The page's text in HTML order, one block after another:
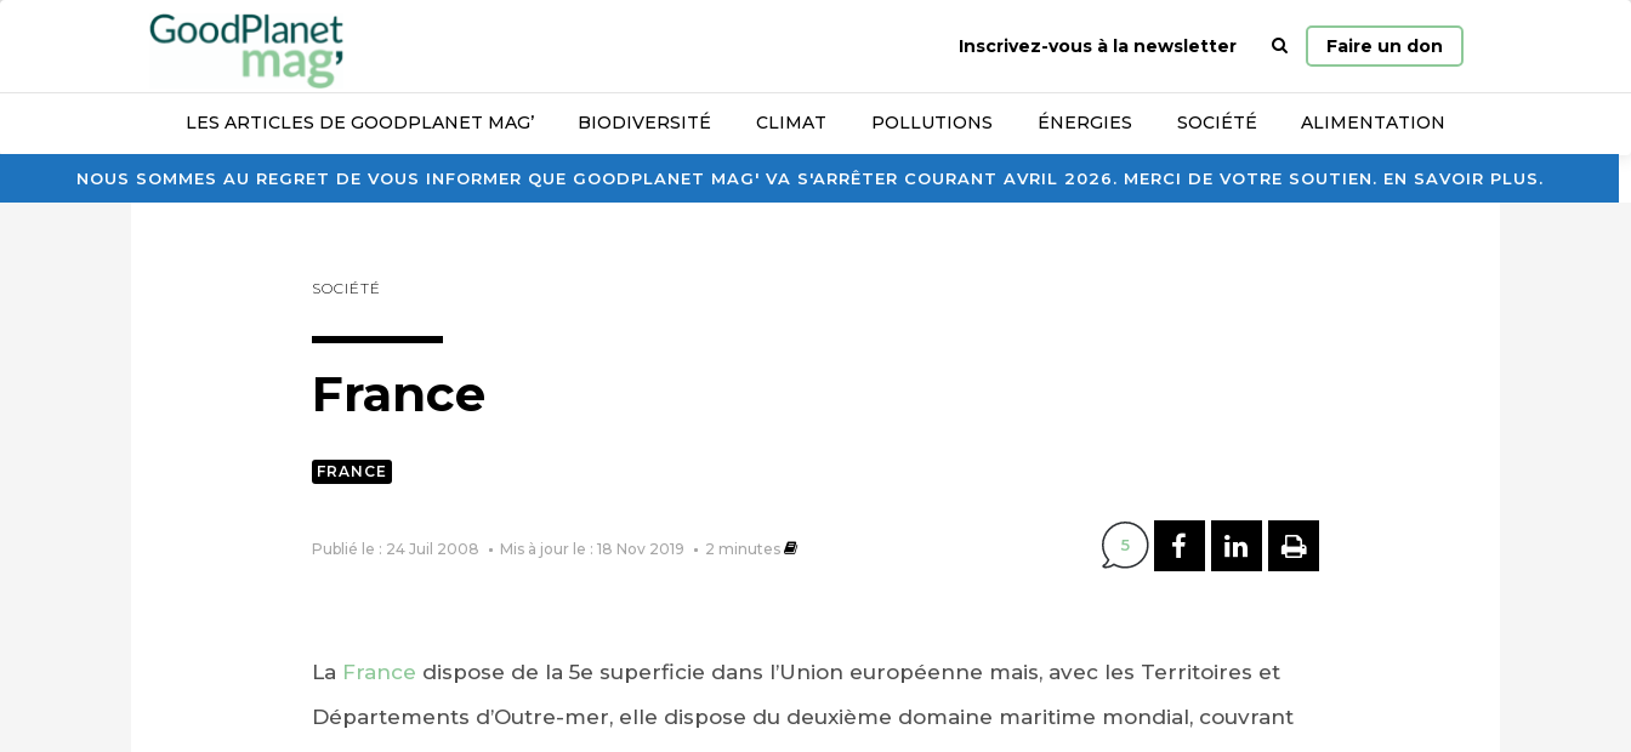
NOUS SOMMES AU REGRET DE VOUS INFORMER QUE GOODPLANET MAG' VA S'ARRÊTER COURANT AVRIL 2026. MERCI DE VOTRE SOUTIEN. EN SAVOIR PLUS.
Inscrivez-vous à la newsletter
Page
d’accueil
Faire un don
LES ARTICLES DE GOODPLANET MAG’ BIODIVERSITÉ CLIMAT POLLUTIONS ÉNERGIES SOCIÉTÉ ALIMENTATION
SOCIÉTÉ
France
FRANCE
Publié le : 24 Juil 2008 Mis à jour le : 18 Nov 2019 2 minutes 5 PARTAGER SUR FACEBOOK
PARTAGER SUR
IMPRIMER
La France dispose de la 5e superficie dans l’Union européenne mais, avec les Territoires et
Départements d’Outre-mer, elle dispose du deuxième domaine maritime mondial, couvrant